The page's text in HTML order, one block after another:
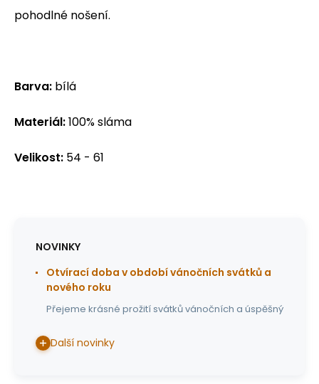
pohodlné nošení.
Barva: bílá
Materiál:100% sláma
Velikost: 54 - 61
NOVINKY
Otvírací doba v období vánočních svátků a
nového roku
Přejeme krásné prožití svátků vánočních a úspěšný
Další novinky